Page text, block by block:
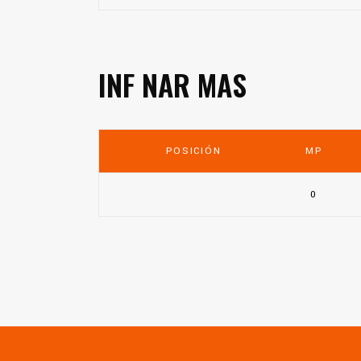
INF NAR MAS
POSICIÓN MP
0